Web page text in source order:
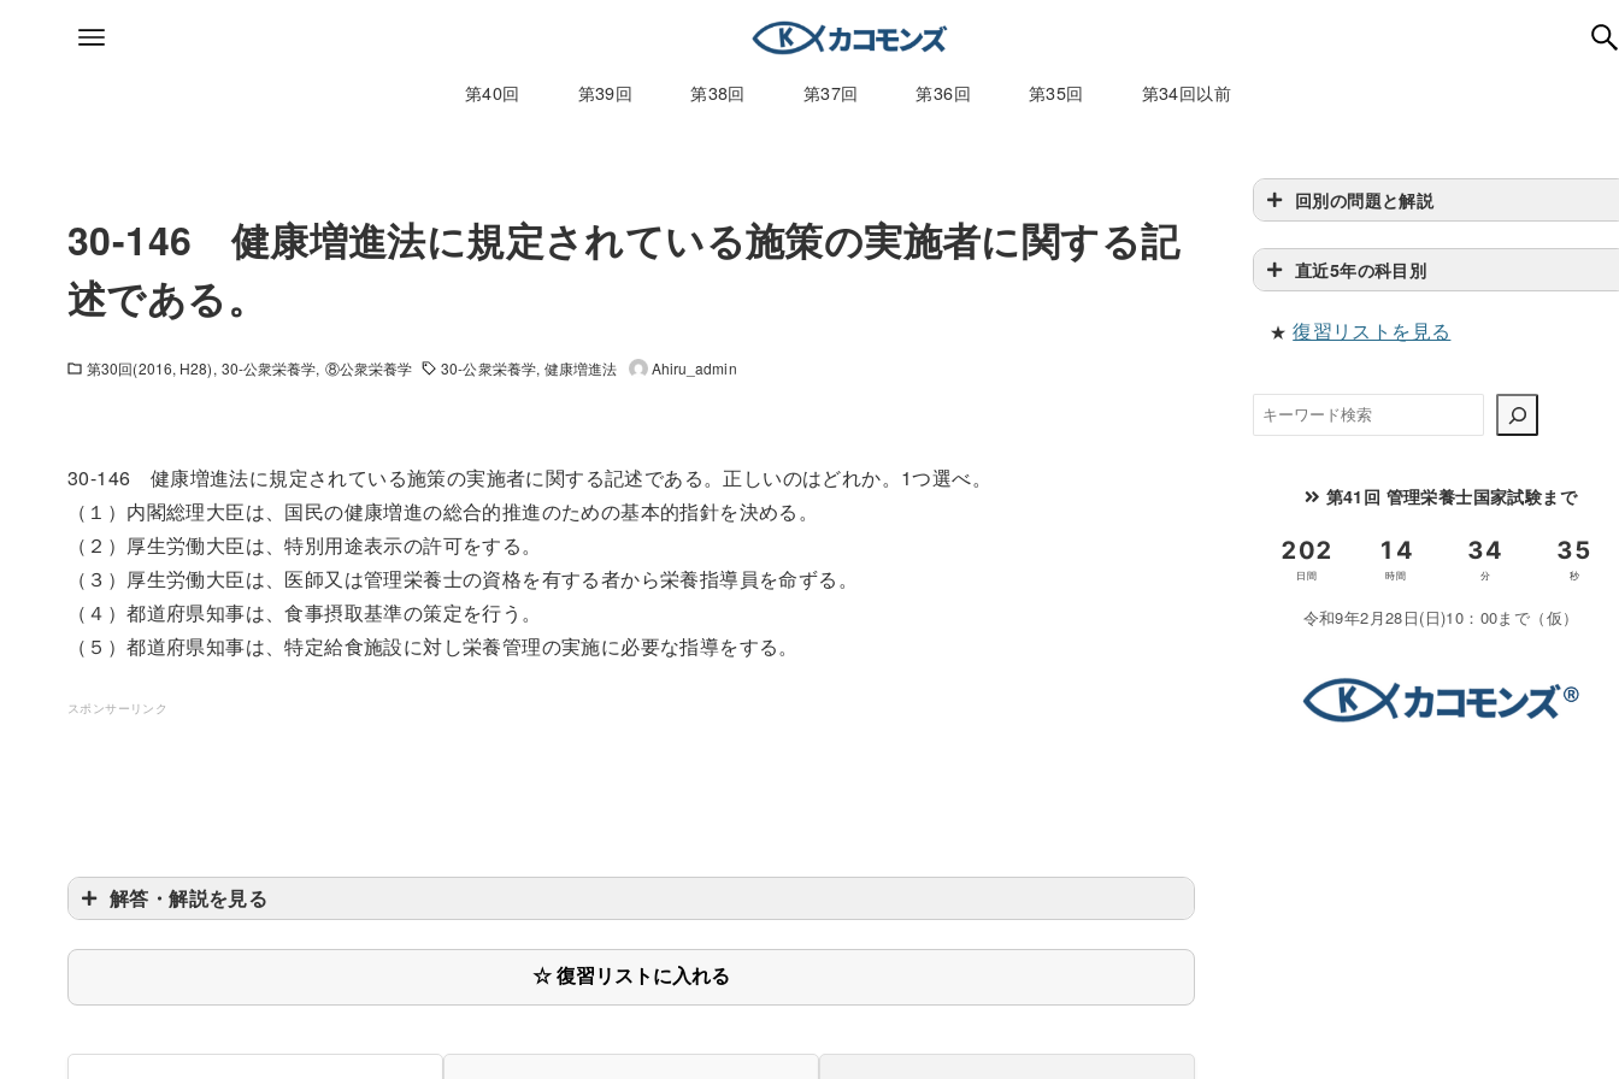
第40回 第39回 第38回 第37回 第36回 第35回 第34回以前
30-146 健康増進法に規定されている施策の実施者に関する記
述である。
第30回(2016, H28) 30-公衆栄養学 ⑧公衆栄養学 30-公衆栄養学 健康増進法 Ahiru_admin
30-146 健康増進法に規定されている施策の実施者に関する記述である。正しいのはどれか。1つ選べ。
（１）内閣総理大臣は、国民の健康増進の総合的推進のための基本的指針を決める。
（２）厚生労働大臣は、特別用途表示の許可をする。
（３）厚生労働大臣は、医師又は管理栄養士の資格を有する者から栄養指導員を命ずる。
（４）都道府県知事は、食事摂取基準の策定を行う。
（５）都道府県知事は、特定給食施設に対し栄養管理の実施に必要な指導をする。
スポンサーリンク
解答・解説を見る
☆ 復習リストに入れる
回別の問題と解説
直近5年の科目別
★復習リストを見る
検
索
第41回 管理栄養士国家試験まで
令和9年2月28日(日)10：00まで（仮）